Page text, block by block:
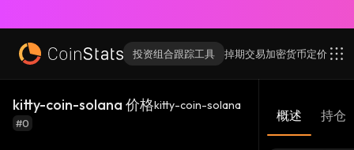
投资组合跟踪工具 掉期交易加密货币定价
kitty-coin-solana 价格kitty-coin-solana
#0 概述 持仓